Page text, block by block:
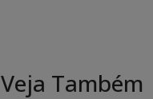
Veja Também